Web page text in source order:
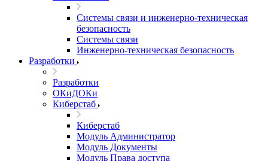
Системы связи и инженерно-техническая
безопасность
Системы связи
Инженерно-техническая безопасность
Разработки
Разработки
ОКиДОКи
Киберстаб
Киберстаб
Модуль Администратор
Модуль Документы
Модуль Права доступа